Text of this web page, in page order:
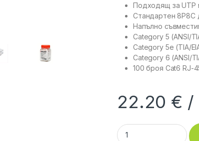
Подходящ за UTP
Стандартен 8P8C
Напълно
Category 5 (ANSI/
Category 5e (TIA/
Category 6 (ANSI/
100 броя Cat6 RJ-
22.20 €
INTELLINET 502344 ::